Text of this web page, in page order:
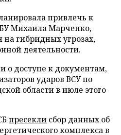
привлечь к
Михаила Марченко,
гибридных угрозах,
деятельности.
о доступе к документам,
ударов ВСУ по
области в июле этого
пресекли сбор данных об
комплекса в